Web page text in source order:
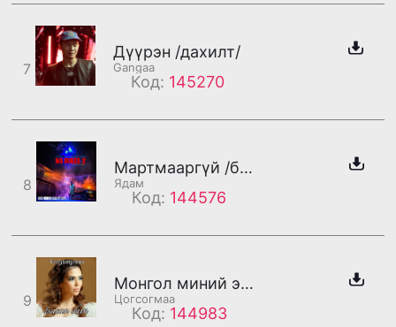
7
Дүүрэн /дахилт/
Gangaa
Код: 145270
8
Мартмааргүй /бадаг/
Ядам
Код: 144576
9
Монгол миний эх орон
Цогсогмаа
Код: 144983